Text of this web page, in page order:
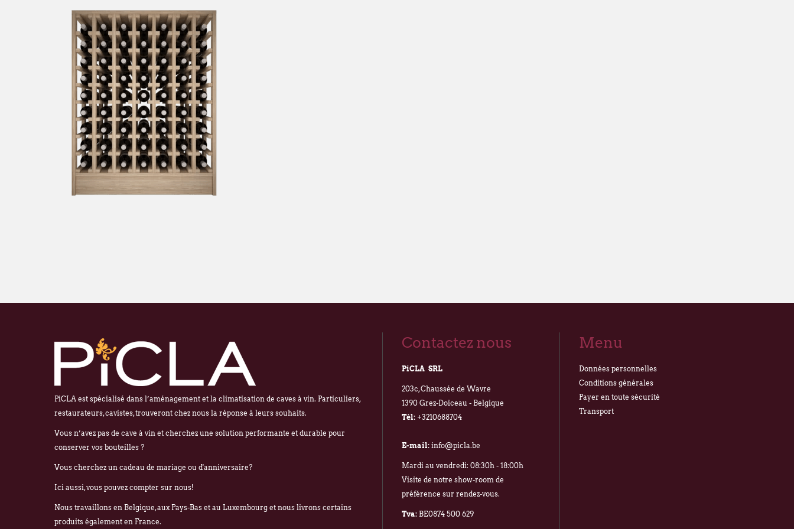
PiCLA est spécialisé dans l’aménagement et la climatisation de caves à vin. Particuliers,
restaurateurs, cavistes, trouveront chez nous la réponse à leurs souhaits.
Vous n’avez pas de cave à vin et cherchez une solution performante et durable pour
conserver vos bouteilles ?
Vous cherchez un cadeau de mariage ou d'anniversaire?
Ici aussi, vous pouvez compter sur nous!
Nous travaillons en Belgique, aux Pays-Bas et au Luxembourg et nous livrons certains
produits également en France.
Contactez nous
PiCLA SRL
203c, Chaussée de Wavre
1390 Grez-Doiceau - Belgique
Tél: +3210688704
E-mail: info@picla.be
Mardi au vendredi: 08:30h - 18:00h
Visite de notre show-room de
préférence sur rendez-vous.
Tva: BE0874 500 629
Menu
Données personnelles
Conditions générales
Payer en toute sécurité
Transport